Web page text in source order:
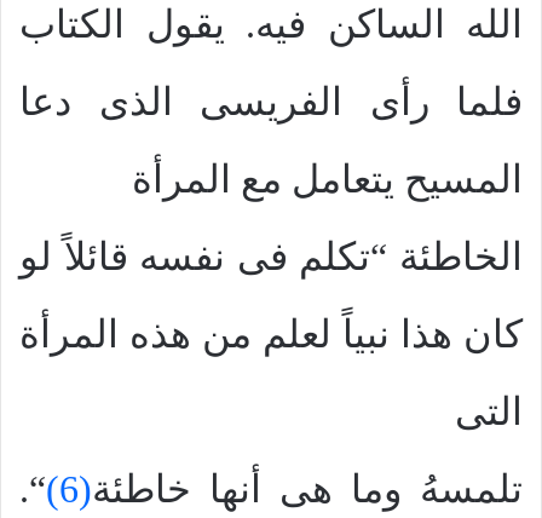
الله الساكن فيه. يقول الكتاب
فلما رأى الفريسى الذى دعا
المسيح يتعامل مع المرأة
الخاطئة “تكلم فى نفسه قائلاً لو
كان هذا نبياً لعلم من هذه المرأة
التى
تلمسهُ وما هى أنها خاطئة(6)
“.